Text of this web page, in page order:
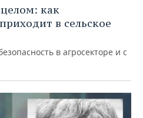
как
в сельское
в агросекторе и с